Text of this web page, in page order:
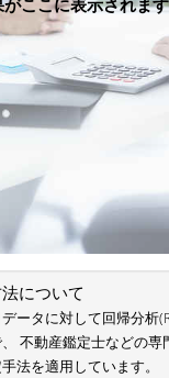
ここに表示されま
について
ータに対して回帰分析
不動産鑑定士などの専
法を適用しています。